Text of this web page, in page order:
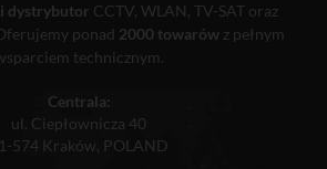
dystrybutor CCTV, WLAN, TV-SAT oraz
ponad 2000 towarówz pełnym
technicznym.
Centrala:
ul. Ciepłownicza 40
574 Kraków, POLAND